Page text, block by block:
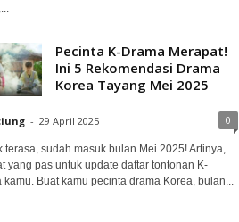
Pecinta K-Drama Merapat!
Ini 5 Rekomendasi Drama
Korea Tayang Mei 2025
- 29 April 2025 0
terasa, sudah masuk bulan Mei 2025! Artinya,
yang pas untuk update daftar tontonan K-
kamu. Buat kamu pecinta drama Korea, bulan...